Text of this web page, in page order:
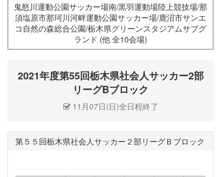
鬼怒川運動公園サッカー場南/黒羽運動場陸上競技場/那
須塩原市那珂川河畔運動公園サッカー場/鹿沼市サンエ
コ自然の森総合公園/栃木県グリーンスタジアムサブグ
ランド (他 全10会場)
2021年度第55回栃木県社会人サッカー2部
リーグBブロック
11月07日(日)全日程終了
第５５回栃木県社会人サッカー２部リーグＢブロック